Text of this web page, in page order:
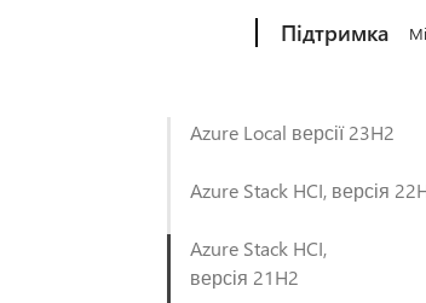
Підтримка
Azure Local версії 23H2
Azure Stack HCI, версія
Azure Stack HCI,
версія 21H2